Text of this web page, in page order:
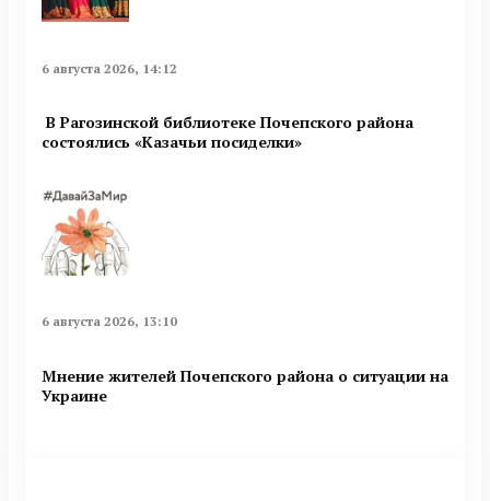
6 августа 2026, 14:12
В Рагозинской библиотеке Почепского района
состоялись «Казачьи посиделки»
6 августа 2026, 13:10
Мнение жителей Почепского района о ситуации на
Украине